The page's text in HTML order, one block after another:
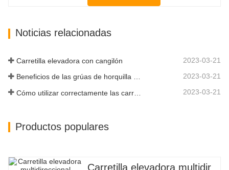
nuevo nivel. El nuevo modelo de flujo
Noticias relacionadas
Carretilla elevadora con cangilón 2023-03-21
Beneficios de las grúas de horquilla elevadora 2023-03-21
2023-03-21
Productos populares